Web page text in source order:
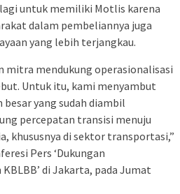
untuk memiliki Motlis karena
dalam pembeliannya juga
yang lebih terjangkau.
mitra mendukung operasionalisasi
Untuk itu, kami menyambut
yang sudah diambil
percepatan transisi menuju
khususnya di sektor transportasi,”
Pers ‘Dukungan
di Jakarta, pada Jumat